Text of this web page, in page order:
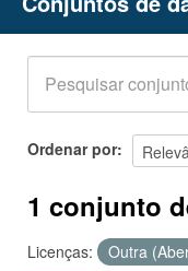
Organizações
Grupos
Sobre
Ordenar por
1 conjunto
Licenças: Outra